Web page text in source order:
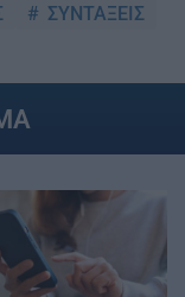
ΣΥΝΤΑΞΕΙΣ